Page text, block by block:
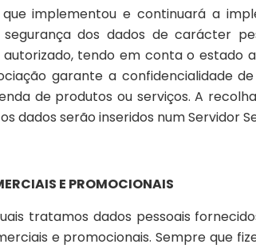
implementou e continuará a
dos dados de carácter
tendo em conta o estado
garante a confidencialidade
de produtos ou serviços. A
dados serão inseridos num Servidor
E PROMOCIONAIS
tratamos dados pessoais
e promocionais. Sempre que